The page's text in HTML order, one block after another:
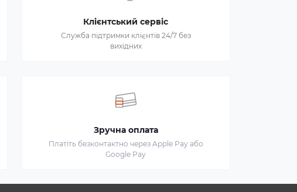
Клієнтський сервіс
Служба підтримки клієнтів 24/7 без
вихідних
Зручна оплата
Платіть безконтактно через Apple Pay або
Google Pay